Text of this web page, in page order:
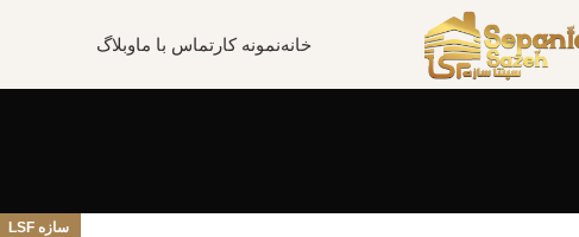
خانهنمونه کارتماس با ماوبلاگ
سازه LSF